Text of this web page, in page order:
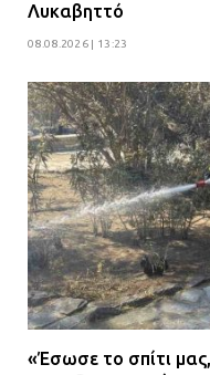
Λυκαβηττό
08.08.2026 | 13:23
«Έσωσε το σπίτι